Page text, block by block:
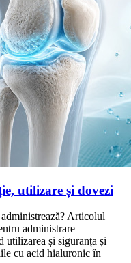
utilizare și dovezi
Articolul
administrare
utilizarea și siguranța și
cu acid hialuronic în